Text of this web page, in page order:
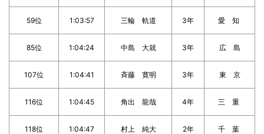
59位 1:03:57 三輪 軌道 3年 愛 知
85位 1:04:24 中島 大就 3年 広 島
107位 1:04:41 斉藤 寛明 3年 東 京
116位 1:04:45 角出 龍哉 4年 三 重
118位 1:04:47 村上 純大 2年 千 葉